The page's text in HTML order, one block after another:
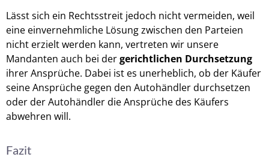
Lässt sich ein Rechtsstreit jedoch nicht vermeiden, weil
eine einvernehmliche Lösung zwischen den Parteien
nicht erzielt werden kann, vertreten wir unsere
Mandanten auch bei dergerichtlichen Durchsetzung
ihrer Ansprüche. Dabei ist es unerheblich, ob der Käufer
seine Ansprüche gegen den Autohändler durchsetzen
oder der Autohändler die Ansprüche des Käufers
abwehren will.
Fazit